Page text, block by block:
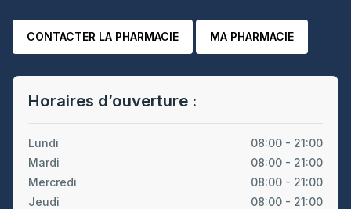
CONTACTER LA PHARMACIE MA PHARMACIE
Horaires d’ouverture :
Lundi
08:00 - 21:00
Mardi
08:00 - 21:00
Mercredi
08:00 - 21:00
Jeudi
08:00 - 21:00